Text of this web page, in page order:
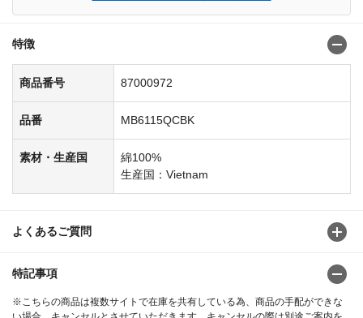
特徴
商品番号 87000972
品番 MB6115QCBK
素材・生産国
綿100%
生産国：Vietnam
よくあるご質問
特記事項
※こちらの商品は複数サイトで在庫を共有している為、商品の手配ができな